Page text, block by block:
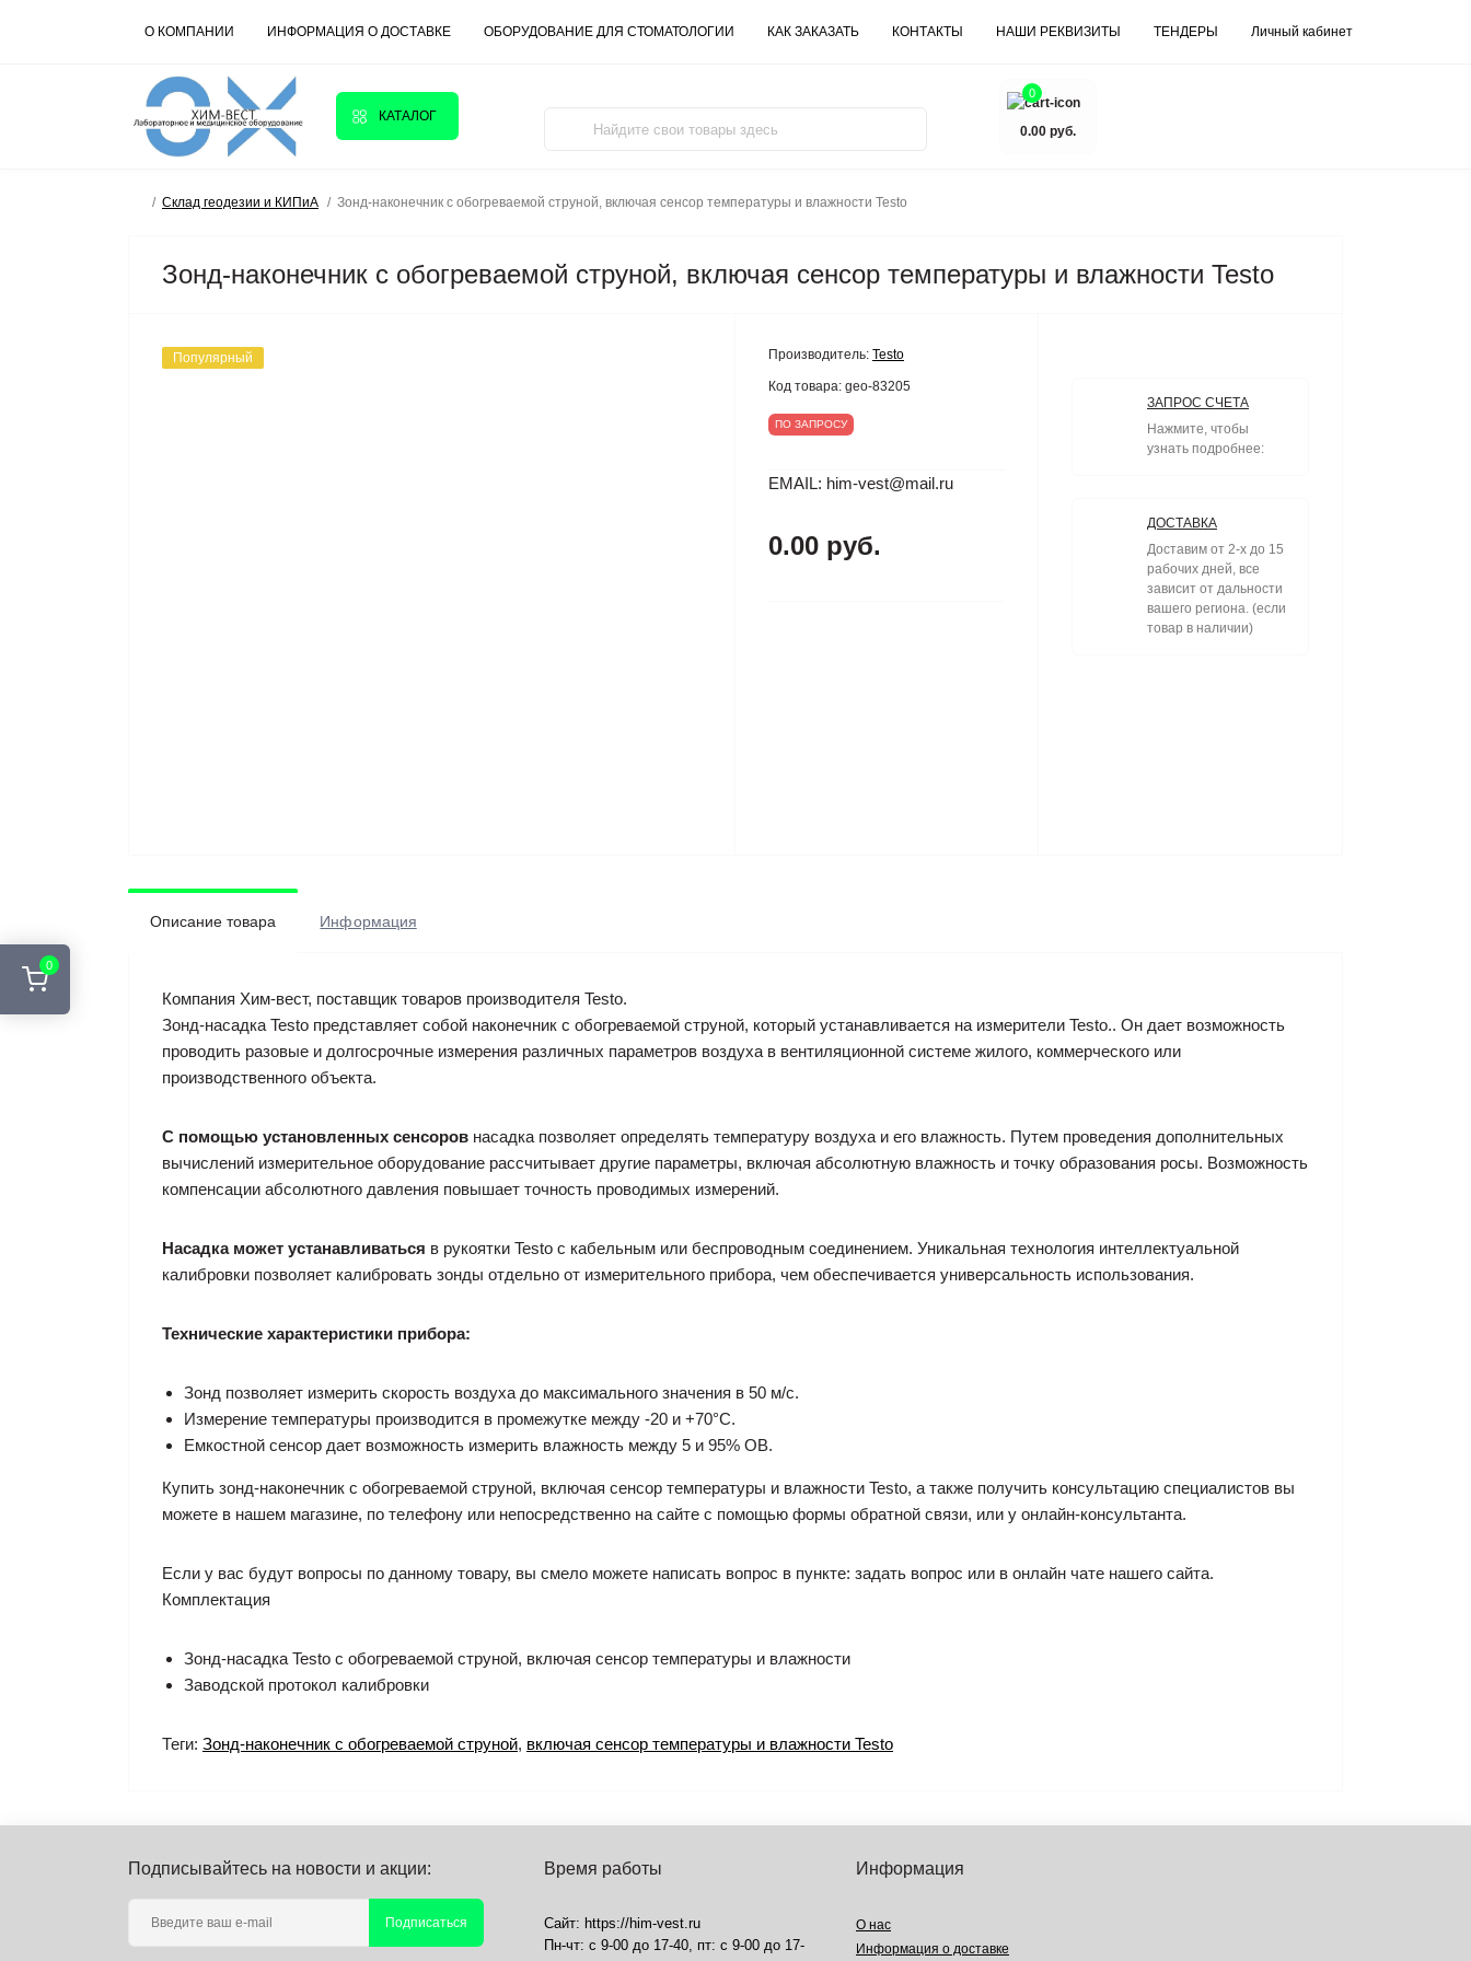
0
О КОМПАНИИ ИНФОРМАЦИЯ О ДОСТАВКЕ ОБОРУДОВАНИЕ ДЛЯ СТОМАТОЛОГИИ КАК ЗАКАЗАТЬ КОНТАКТЫ НАШИ РЕКВИЗИТЫ ТЕНДЕРЫ Личный кабинет
КАТАЛОГ
0
0.00 руб.
Склад геодезии и КИПиА Зонд-наконечник с обогреваемой струной, включая сенсор температуры и влажности Testo
Зонд-наконечник с обогреваемой струной, включая сенсор температуры и влажности Testo
Популярный Производитель: Testo
Код товара: geo-83205
ПО ЗАПРОСУ
EMAIL: him-vest@mail.ru
0.00 руб.
ЗАПРОС СЧЕТА
Нажмите, чтобы
узнать подробнее:
ДОСТАВКА
Доставим от 2-х до 15
рабочих дней, все
зависит от дальности
вашего региона. (если
товар в наличии)
Описание товара Информация
Компания Хим-вест, поставщик товаров производителя Testo.
Зонд-насадка Testo представляет собой наконечник с обогреваемой струной, который устанавливается на измерители Testo.. Он дает возможность
проводить разовые и долгосрочные измерения различных параметров воздуха в вентиляционной системе жилого, коммерческого или
производственного объекта.
С помощью установленных сенсоров насадка позволяет определять температуру воздуха и его влажность. Путем проведения дополнительных
вычислений измерительное оборудование рассчитывает другие параметры, включая абсолютную влажность и точку образования росы. Возможность
компенсации абсолютного давления повышает точность проводимых измерений.
Насадка может устанавливаться в рукоятки Testo с кабельным или беспроводным соединением. Уникальная технология интеллектуальной
калибровки позволяет калибровать зонды отдельно от измерительного прибора, чем обеспечивается универсальность использования.
Технические характеристики прибора:
Зонд позволяет измерить скорость воздуха до максимального значения в 50 м/с.
Измерение температуры производится в промежутке между -20 и +70°С.
Емкостной сенсор дает возможность измерить влажность между 5 и 95% ОВ.
Купить зонд-наконечник с обогреваемой струной, включая сенсор температуры и влажности Testo, а также получить консультацию специалистов вы
можете в нашем магазине, по телефону или непосредственно на сайте с помощью формы обратной связи, или у онлайн-консультанта.
Если у вас будут вопросы по данному товару, вы смело можете написать вопрос в пункте: задать вопрос или в онлайн чате нашего сайта.
Комплектация
Зонд-насадка Testo с обогреваемой струной, включая сенсор температуры и влажности
Заводской протокол калибровки
Теги: Зонд-наконечник с обогреваемой струной, включая сенсор температуры и влажности Testo
Подписывайтесь на новости и акции:
Подписаться
Время работы
Сайт: https://him-vest.ru
Пн-чт: с 9-00 до 17-40, пт: с 9-00 до 17-
Информация
О нас
Информация о доставке